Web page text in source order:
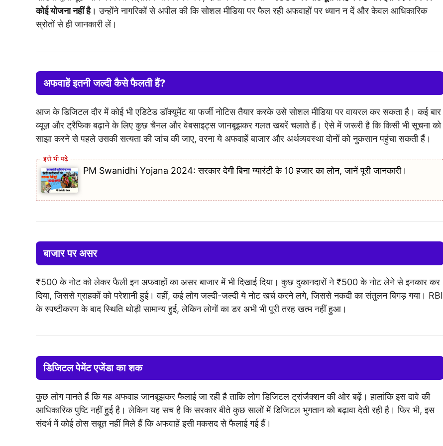
कोई योजना नहीं है। उन्होंने नागरिकों से अपील की कि सोशल मीडिया पर फैल रही अफवाहों पर ध्यान न दें और केवल आधिकारिक
स्रोतों से ही जानकारी लें।
अफवाहें इतनी जल्दी कैसे फैलती हैं?
आज के डिजिटल दौर में कोई भी एडिटेड डॉक्यूमेंट या फर्जी नोटिस तैयार करके उसे सोशल मीडिया पर वायरल कर सकता है। कई बार
व्यूज़ और ट्रैफिक बढ़ाने के लिए कुछ चैनल और वेबसाइट्स जानबूझकर गलत खबरें चलाते हैं। ऐसे में जरूरी है कि किसी भी सूचना को
साझा करने से पहले उसकी सत्यता की जांच की जाए, वरना ये अफवाहें बाजार और अर्थव्यवस्था दोनों को नुकसान पहुंचा सकती हैं।
PM Swanidhi Yojana 2024: सरकार देगी बिना ग्यारंटी के 10 हजार का लोन, जानें पूरी जानकारी।
बाजार पर असर
₹500 के नोट को लेकर फैली इन अफवाहों का असर बाजार में भी दिखाई दिया। कुछ दुकानदारों ने ₹500 के नोट लेने से इनकार कर
दिया, जिससे ग्राहकों को परेशानी हुई। वहीं, कई लोग जल्दी-जल्दी ये नोट खर्च करने लगे, जिससे नकदी का संतुलन बिगड़ गया। RBI
के स्पष्टीकरण के बाद स्थिति थोड़ी सामान्य हुई, लेकिन लोगों का डर अभी भी पूरी तरह खत्म नहीं हुआ।
डिजिटल पेमेंट एजेंडा का शक
कुछ लोग मानते हैं कि यह अफवाह जानबूझकर फैलाई जा रही है ताकि लोग डिजिटल ट्रांजैक्शन की ओर बढ़ें। हालांकि इस दावे की
आधिकारिक पुष्टि नहीं हुई है। लेकिन यह सच है कि सरकार बीते कुछ सालों में डिजिटल भुगतान को बढ़ावा देती रही है। फिर भी, इस
संदर्भ में कोई ठोस सबूत नहीं मिले हैं कि अफवाहें इसी मकसद से फैलाई गई हैं।